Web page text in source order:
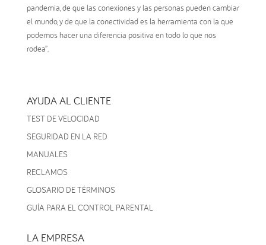
pandemia, de que las conexiones y las personas pueden cambiar
el mundo, y de que la conectividad es la herramienta con la que
podemos hacer una diferencia positiva en todo lo que nos
rodea”.
AYUDA AL CLIENTE
TEST DE VELOCIDAD
SEGURIDAD EN LA RED
MANUALES
RECLAMOS
GLOSARIO DE TÉRMINOS
GUÍA PARA EL CONTROL PARENTAL
LA EMPRESA